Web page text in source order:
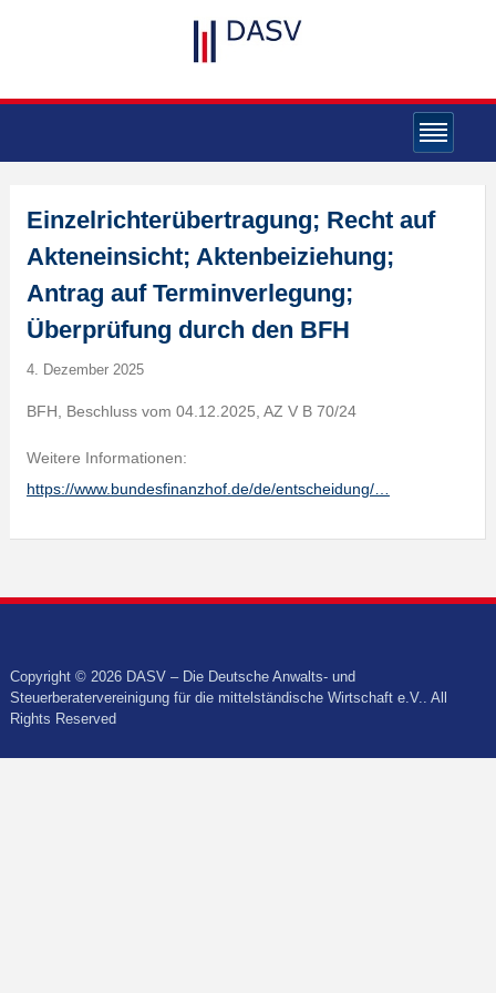
Einzelrichterübertragung; Recht auf
Akteneinsicht; Aktenbeiziehung;
Antrag auf Terminverlegung;
Überprüfung durch den BFH
4. Dezember 2025
BFH, Beschluss vom 04.12.2025, AZ V B 70/24
Weitere Informationen:
https://www.bundesfinanzhof.de/de/entscheidung/…
Copyright © 2026 DASV – Die Deutsche Anwalts- und
Steuerberatervereinigung für die mittelständische Wirtschaft e.V.. All
Rights Reserved